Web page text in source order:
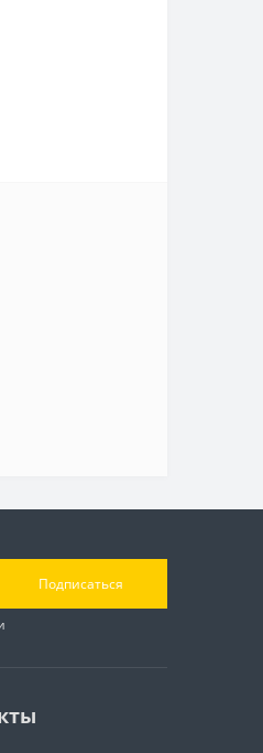
Подписаться